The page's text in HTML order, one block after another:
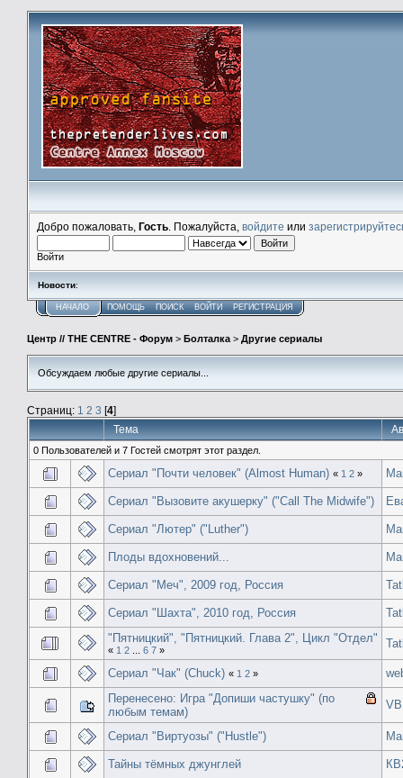
Добро пожаловать, Гость . Пожалуйста, войдите или
Войти
Новости:
НАЧАЛО ПОМОЩЬ ПОИСК ВОЙТИ РЕГИСТРАЦИЯ
Центр // THE CENTRE - Форум > Болталка > Другие сериалы
Обсуждаем любые другие сериалы...
Страниц: 1 2 3 [4]
Тема
0 Пользователей и 7 Гостей смотрят этот раздел.
Сериал "Почти человек" (Almost Human) « 1 2 »
Сериал "Вызовите акушерку" ("Call The Midwife")
Сериал "Лютер" ("Luther")
Плоды вдохновений...
Сериал "Меч", 2009 год, Россия
Сериал "Шахта", 2010 год, Россия
"Пятницкий", "Пятницкий. Глава 2", Цикл "Отдел"
« 1 2 ... 6 7 »
Сериал "Чак" (Chuck) « 1 2 »
Перенесено: Игра "Допиши частушку" (по
любым темам)
Сериал "Виртуозы" ("Hustle")
Тайны тёмных джунглей